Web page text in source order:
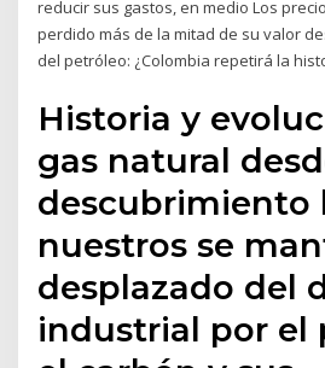
reducir sus gastos, en medio Los
perdido más de la mitad de su valor
del petróleo: ¿Colombia repetirá la
Historia y
gas natural
descubrimiento
nuestros se
desplazado del
industrial por el